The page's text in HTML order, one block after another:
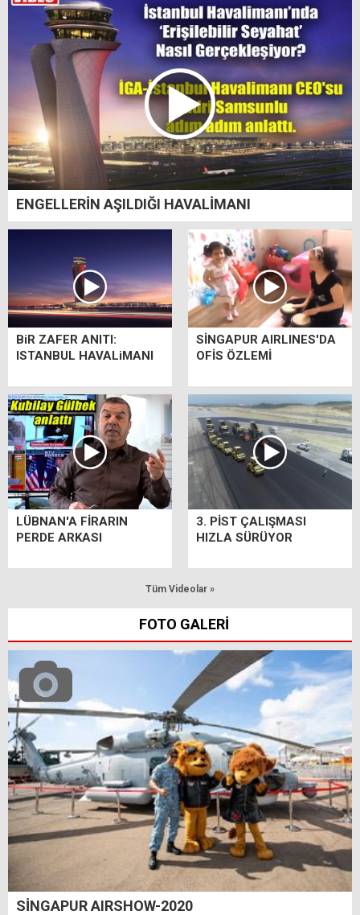
ENGELLERİN AŞILDIĞI HAVALİMANI
BiR ZAFER ANITI:
ISTANBUL HAVALiMANI
SİNGAPUR AIRLINES'DA
OFİS ÖZLEMİ
LÜBNAN'A FİRARIN
PERDE ARKASI
3. PİST ÇALIŞMASI
HIZLA SÜRÜYOR
Tüm Videolar »
FOTO GALERİ
SİNGAPUR AIRSHOW-2020